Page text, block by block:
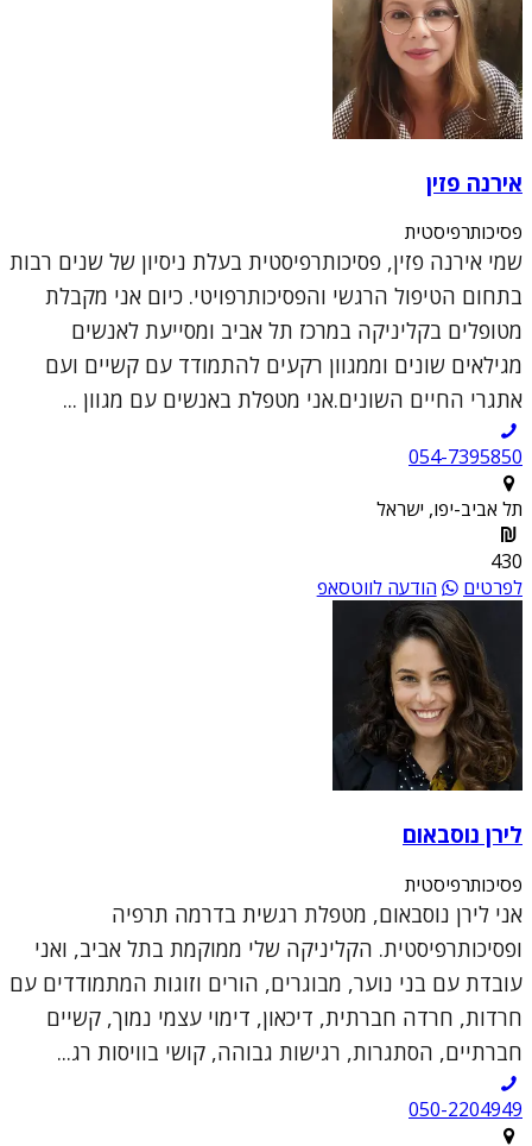
אירנה פזין
פסיכותרפיסטית
שמי אירנה פזין, פסיכותרפיסטית בעלת ניסיון של שנים רבות
בתחום הטיפול הרגשי והפסיכותרפויטי. כיום אני מקבלת
מטופלים בקליניקה במרכז תל אביב ומסייעת לאנשים
מגילאים שונים וממגוון רקעים להתמודד עם קשיים ועם
אתגרי החיים השונים.אני מטפלת באנשים עם מגוון ...
054-7395850
תל אביב-יפו, ישראל
430
לפרטים
הודעה לווטסאפ
לירן נוסבאום
פסיכותרפיסטית
אני לירן נוסבאום, מטפלת רגשית בדרמה תרפיה
ופסיכותרפיסטית. הקליניקה שלי ממוקמת בתל אביב, ואני
עובדת עם בני נוער, מבוגרים, הורים וזוגות המתמודדים עם
חרדות, חרדה חברתית, דיכאון, דימוי עצמי נמוך, קשיים
חברתיים, הסתגרות, רגישות גבוהה, קושי בוויסות רג...
050-2204949